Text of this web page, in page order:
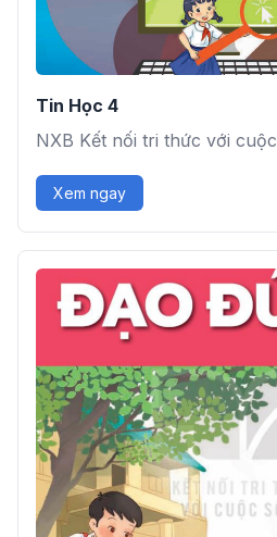
Tin Học 4
NXB Kết nối tri thức với
Xem ngay